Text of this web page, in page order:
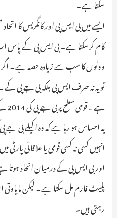
سکتا ہے۔
ایسے میں بی ایس پی اور کانگریس کا
کام کرسکتا ہے۔ بی ایس پی کے
ووٹوں کا سب سے زیادہ حصہ ہے۔
تو یہ نہ صرف ایس پی بلکہ بی جے پی کے
یہ احساس ہو رہا ہے کہ وہ اکیلے بی جے
انہیں کسی نہ کسی قومی یا علاقائی
اور بی ایس پی کے درمیان اتحاد ہوتا
پلیٹ فارم مل سکتا ہے۔ لیکن
رہتی ہیں۔